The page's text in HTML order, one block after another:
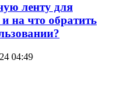
ленту для
на что обратить
04:49